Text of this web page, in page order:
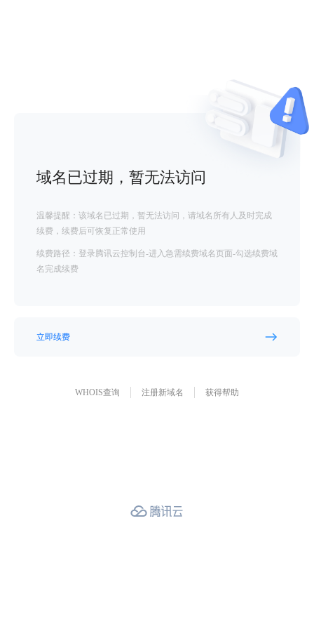
域名已过期，暂无法访问
温馨提醒：该域名已过期，暂无法访问，请域名所有人及时完成
续费，续费后可恢复正常使用
续费路径：登录腾讯云控制台-进入急需续费域名页面-勾选续费域
名完成续费
立即续费
WHOIS查询 注册新域名 获得帮助